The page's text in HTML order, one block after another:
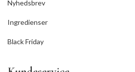
Nyhedsbrev
Ingredienser
Black Friday